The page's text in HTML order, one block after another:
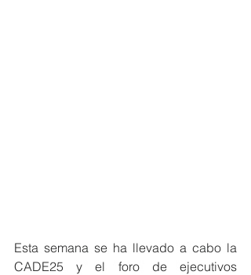
Esta semana se ha llevado a cabo la
CADE25 y el foro de ejecutivos